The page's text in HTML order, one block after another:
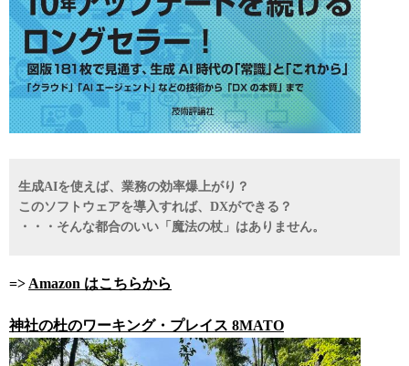
生成AIを使えば、業務の効率爆上がり？
このソフトウェアを導入すれば、DXができる？
・・・そんな都合のいい「魔法の杖」はありません。
=> Amazon はこちらから
神社の杜のワーキング・プレイス 8MATO